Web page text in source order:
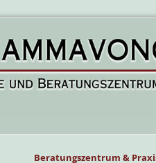
Beratungszentrum &